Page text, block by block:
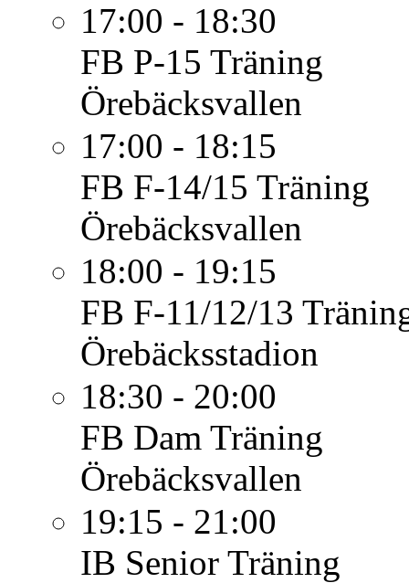
17:00 - 18:30
FB P-15 Träning
Örebäcksvallen
17:00 - 18:15
FB F-14/15 Träning
Örebäcksvallen
18:00 - 19:15
FB F-11/12/13
Örebäcksstadion
18:30 - 20:00
FB Dam Träning
Örebäcksvallen
19:15 - 21:00
IB Senior Träning